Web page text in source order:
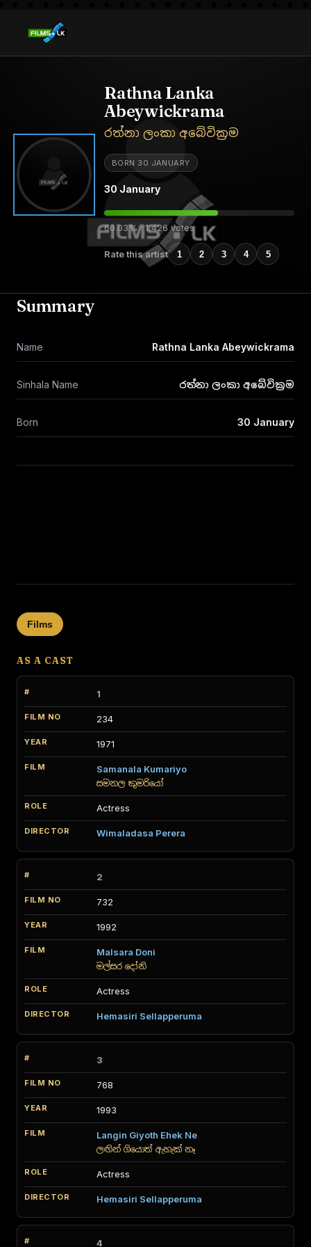
Rathna Lanka
Abeywickrama
රත්නා ලංකා අබේවික්‍රම
BORN 30 JANUARY
30 January
60.03% · 1,426 votes
Rate this artist 1 2 3 4 5
Summary
Name Rathna Lanka Abeywickrama
Sinhala Name රත්නා ලංකා අබේවික්‍රම
Born 30 January
Films
AS A CAST
1
234
1971
Samanala Kumariyo
සමනල කුමරියෝ
Actress
Wimaladasa Perera
2
732
1992
Malsara Doni
මල්සර දෝනි
Actress
Hemasiri Sellapperuma
3
768
1993
Langin Giyoth Ehek Ne
ලඟින් ගියොත් ඇහැක් නෑ
Actress
Hemasiri Sellapperuma
4